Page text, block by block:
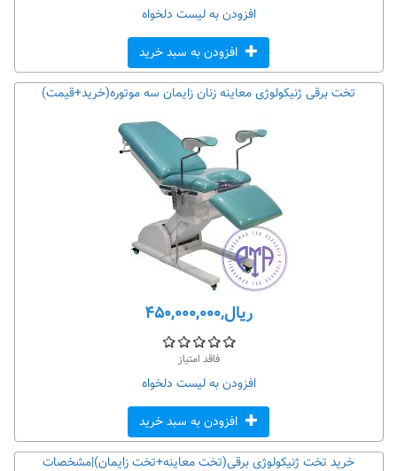
افزودن به لیست دلخواه
افزودن به سبد خرید
تخت برقی ژنیکولوژی معاینه زنان زایمان سه موتوره(خرید+قیمت)
ریال,۴۵۰,۰۰۰,۰۰۰
فاقد امتیاز
افزودن به لیست دلخواه
افزودن به سبد خرید
خرید تخت ژنیکولوژی برقی(تخت معاینه+تخت زایمان)|مشخصات